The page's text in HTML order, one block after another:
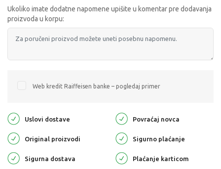
Ukoliko imate dodatne napomene upišite u komentar pre dodavanja
proizvoda u korpu:
Web kredit Raiffeisen banke – pogledaj primer
Uslovi dostave Povraćaj novca
Original proizvodi Sigurno plaćanje
Sigurna dostava Plaćanje karticom